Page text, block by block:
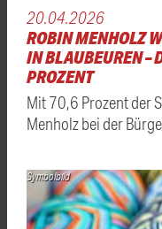
20.04.2026
ROBIN MENHOLZ
IN BLAUBEUREN –
PROZENT
Mit 70,6 Prozent der
Menholz bei der
Symbolbild